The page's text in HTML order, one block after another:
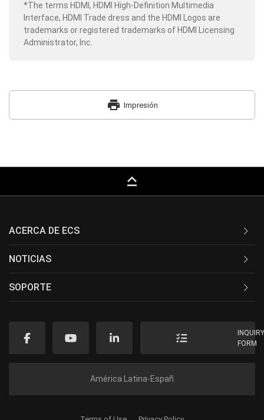
*The terms HDMI, HDMI High-Definition Multimedia
Interface, HDMI Trade dress and the HDMI Logos are
trademarks or registered trademarks of HDMI Licensing
Administrator, Inc.
print Impresión
keyboard_capslock
ACERCA DE ECS
NOTICIAS
SOPORTE
FORM
América Latina-Españ